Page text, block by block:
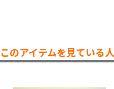
このアイテムを見ている